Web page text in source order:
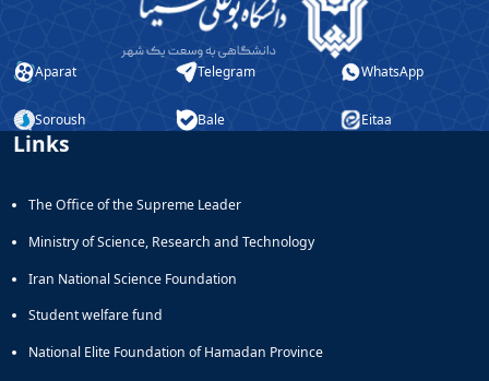
Aparat Telegram WhatsApp
Soroush Bale Eitaa
Links
The Office of the Supreme Leader
Ministry of Science, Research and Technology
Iran National Science Foundation
Student welfare fund
National Elite Foundation of Hamadan Province